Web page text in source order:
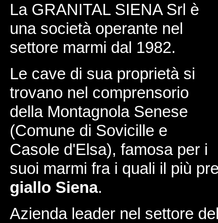
La GRANITAL SIENA Srl è
una società operante nel
settore marmi dal 1982.
Le cave di sua proprietà si
trovano nel comprensorio
della Montagnola Senese
(Comune di Sovicille e
Casole d'Elsa), famosa per i
suoi marmi fra i quali il più
giallo Siena.
Azienda leader nel settore